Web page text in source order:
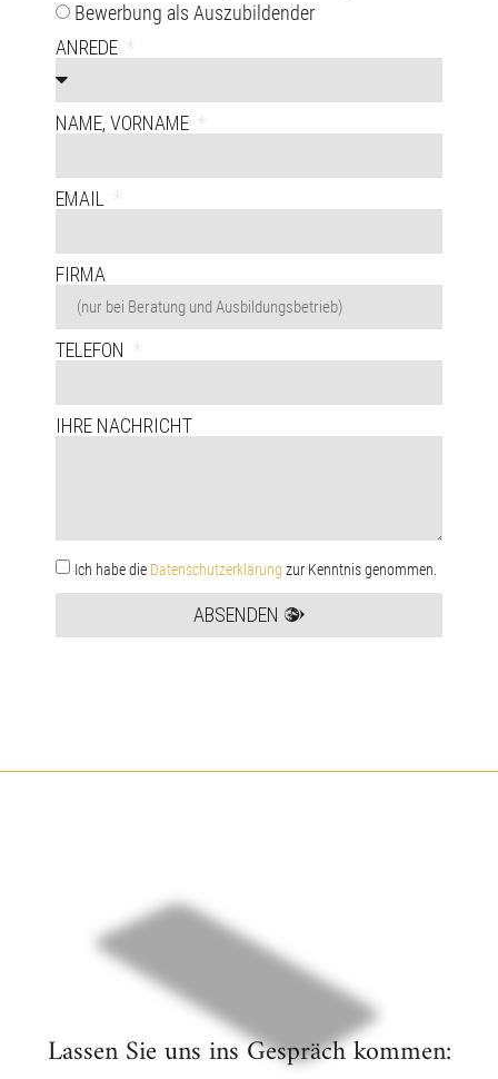
Bewerbung als Auszubildender
ANREDE
NAME, VORNAME
EMAIL
FIRMA
TELEFON
IHRE NACHRICHT
Ich habe die Datenschutzerklärung zur Kenntnis genommen.
ABSENDEN
Lassen Sie uns ins Gespräch kommen: